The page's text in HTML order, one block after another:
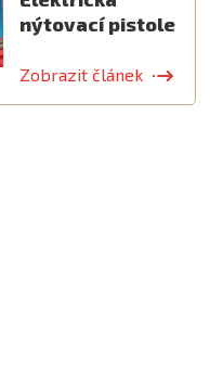
nýtovací pistole
Zobrazit článek